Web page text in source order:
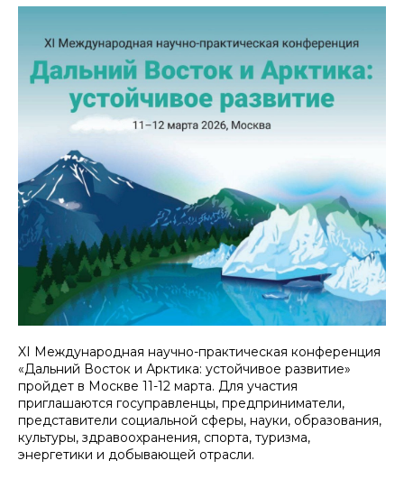
XI Международная научно-практическая конференция
«Дальний Восток и Арктика: устойчивое развитие»
пройдет в Москве 11-12 марта. Для участия
приглашаются госуправленцы, предприниматели,
представители социальной сферы, науки, образования,
культуры, здравоохранения, спорта, туризма,
энергетики и добывающей отрасли.